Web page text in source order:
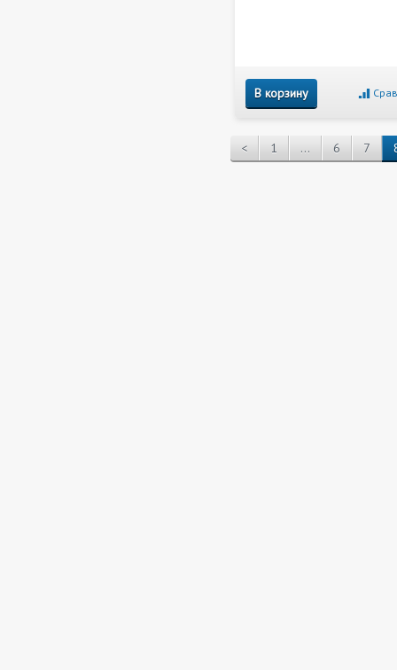
В корзину
< 1 ... 6 7